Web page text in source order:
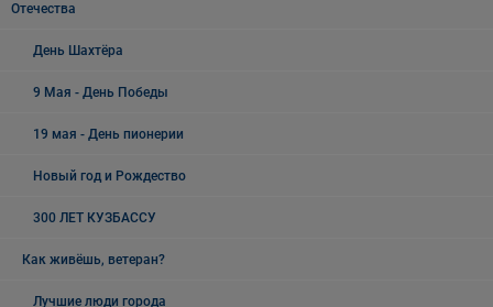
Отечества
День Шахтёра
9 Мая - День Победы
19 мая - День пионерии
Новый год и Рождество
300 ЛЕТ КУЗБАССУ
Как живёшь, ветеран?
Лучшие люди города